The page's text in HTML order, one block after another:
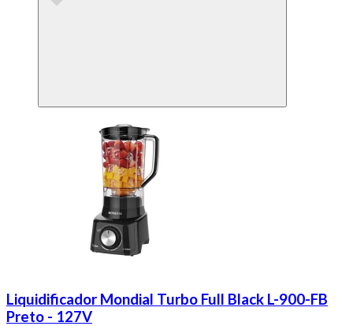
Liquidificador Mondial Turbo Full Black L-900-FB
Preto - 127V